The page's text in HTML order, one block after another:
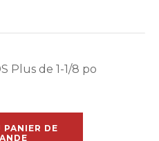
Plus de 1-1/8 po
DE